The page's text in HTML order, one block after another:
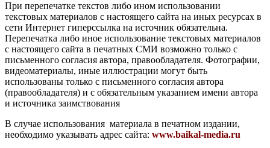
При перепечатке текстов либо ином использовании
текстовых материалов с настоящего сайта на иных ресурсах в
сети Интернет гиперссылка на источник обязательна.
Перепечатка либо иное использование текстовых материалов
с настоящего сайта в печатных СМИ возможно только с
письменного согласия автора, правообладателя. Фотографии,
видеоматериалы, иные иллюстрации могут быть
использованы только с письменного согласия автора
(правообладателя) и с обязательным указанием имени автора
и источника заимствования
В случае использования материала в печатном издании,
необходимо указывать адрес сайта: www.baikal-media.ru